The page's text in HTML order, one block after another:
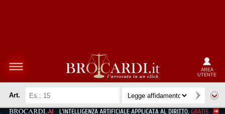
AREA
UTENTE
Art.